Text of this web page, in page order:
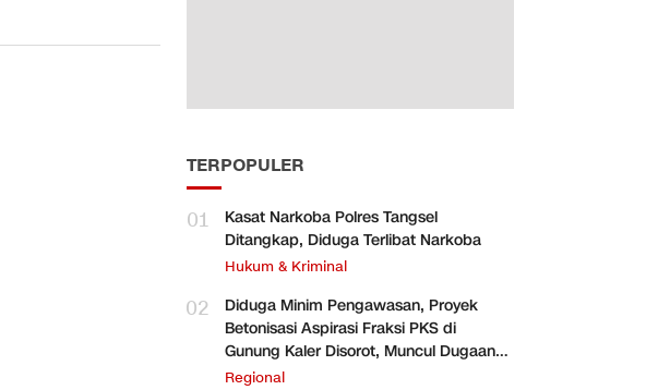
TERPOPULER
01
Kasat Narkoba Polres Tangsel
Ditangkap, Diduga Terlibat Narkoba
Hukum & Kriminal
02
Diduga Minim Pengawasan, Proyek
Betonisasi Aspirasi Fraksi PKS di
Gunung Kaler Disorot, Muncul Dugaan
Pengurangan Volume
Regional